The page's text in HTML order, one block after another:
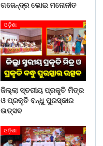
ଗଜେନ୍ଦ୍ର ଭୋଇ ମନୋନୀତ
ଓଡ଼ିଶା
ଜିଲ୍ଲା ସ୍ତରୀୟ ପ୍ରକୃତି ମିତ୍ର
ଓ ପ୍ରକୃତି ବନ୍ଧୁ ପୁରସ୍କାର
ଉତ୍ସବ
ଓଡ଼ିଶା